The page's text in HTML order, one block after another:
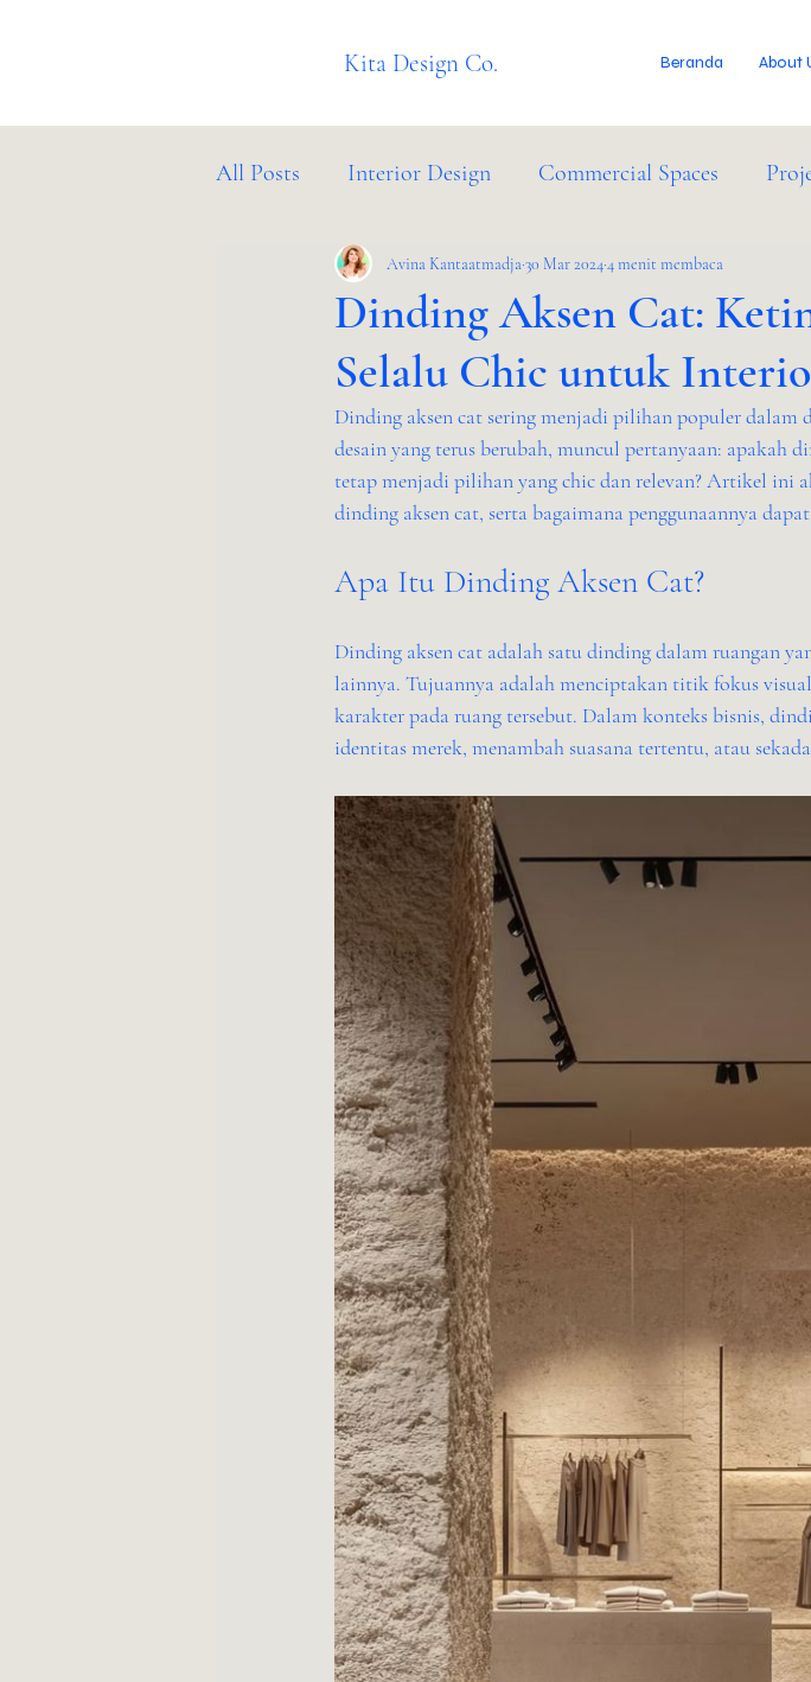
Kita Design Co. Beranda About
All Posts Interior Design Commercial Spaces
Client Success Stories BIM Services Industry News
Dinding Aksen Cat:
Selalu Chic untuk
Avina Kantaatmadja30 Mar 20244 menit membaca
Dinding aksen cat sering menjadi pilihan populer dalam
desain yang terus berubah, muncul pertanyaan: apakah
tetap menjadi pilihan yang chic dan relevan? Artikel ini
dinding aksen cat, serta bagaimana penggunaannya
Apa Itu Dinding Aksen Cat?
Dinding aksen cat adalah satu dinding dalam ruangan
lainnya. Tujuannya adalah menciptakan titik fokus
karakter pada ruang tersebut. Dalam konteks bisnis,
identitas merek, menambah suasana tertentu, atau